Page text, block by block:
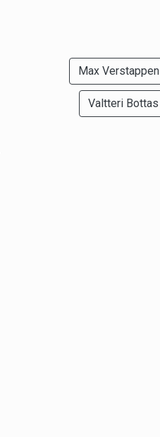
Max Verstappen
Valtteri Bottas